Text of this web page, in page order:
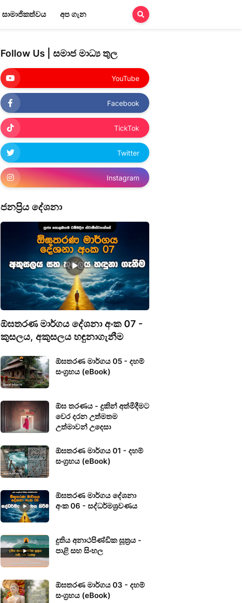
සාමාජිකත්වය අප ගැන
Follow Us | සමාජ මාධ්‍ය තුල
YouTube
Facebook
TickTok
Twitter
Instagram
ජනප්‍රිය ‌දේශනා
ඕඝතරණ මාර්ගය දේශනා අංක 07 -
කුසලය, අකුසලය හඳුනාගැනීම
ඕඝතරණ මාර්ගය 05 - දහම්
සංග්‍රහය (eBook)
ඕඝ තරණය - දුකින් අත්මිදීමට
වෙර දරන උත්මතම
උත්මාවන් උදෙසා
ඕඝතරණ මාර්ගය 01 - දහම්
සංග්‍රහය (eBook)
ඕඝතරණ මාර්ගය දේශනා
අංක 06 - සද්ධර්මශ්‍රවණය
දුතිය අනාථපිණ්ඩික සූත්‍රය -
පාළි සහ සිංහල
ඕඝතරණ මාර්ගය 03 - දහම්
සංග්‍රහය (eBook)